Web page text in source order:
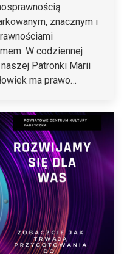
znacznym i
W codziennej
Patronki Marii
ma prawo…